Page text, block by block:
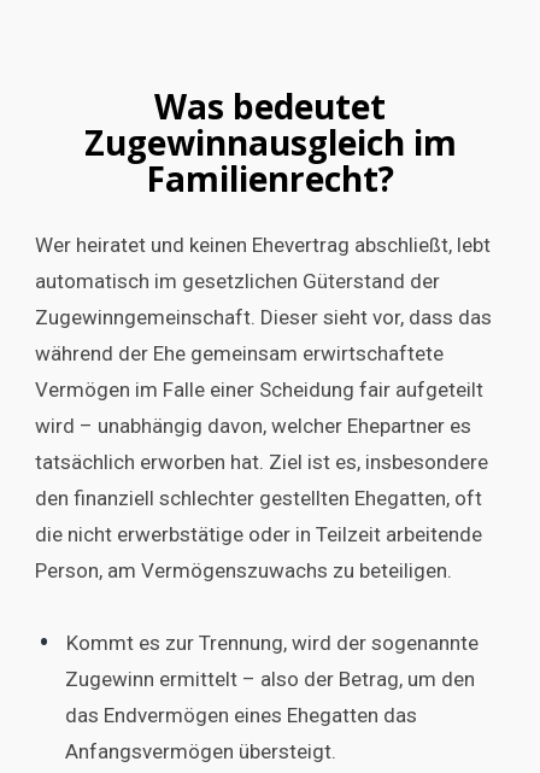
Was bedeutet
Zugewinnausgleich im
Familienrecht?
Wer heiratet und keinen Ehevertrag abschließt, lebt
automatisch im gesetzlichen Güterstand der
Zugewinngemeinschaft. Dieser sieht vor, dass das
während der Ehe gemeinsam erwirtschaftete
Vermögen im Falle einer Scheidung fair aufgeteilt
wird – unabhängig davon, welcher Ehepartner es
tatsächlich erworben hat. Ziel ist es, insbesondere
den finanziell schlechter gestellten Ehegatten, oft
die nicht erwerbstätige oder in Teilzeit arbeitende
Person, am Vermögenszuwachs zu beteiligen.
Kommt es zur Trennung, wird der sogenannte
Zugewinn ermittelt – also der Betrag, um den
das Endvermögen eines Ehegatten das
Anfangsvermögen übersteigt.